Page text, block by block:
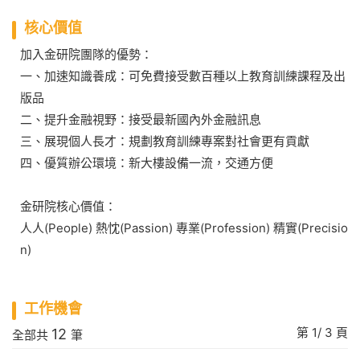
核心價值
加入金研院團隊的優勢：
一、加速知識養成：可免費接受數百種以上教育訓練課程及出
版品
二、提升金融視野：接受最新國內外金融訊息
三、展現個人長才：規劃教育訓練專案對社會更有貢獻
四、優質辦公環境：新大樓設備一流，交通方便
金研院核心價值：
人人(People) 熱忱(Passion) 專業(Profession) 精實(Precisio
n)
工作機會
全部共 12 筆 第 1/ 3 頁